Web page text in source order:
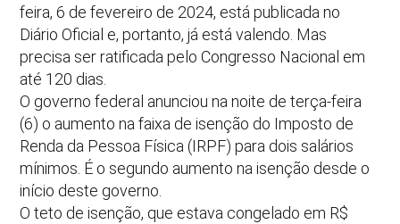
feira, 6 de fevereiro de 2024, está publicada no
Diário Oficial e, portanto, já está valendo. Mas
precisa ser ratificada pelo Congresso Nacional em
até 120 dias.
O governo federal anunciou na noite de terça-feira
(6) o aumento na faixa de isenção do Imposto de
Renda da Pessoa Física (IRPF) para dois salários
mínimos. É o segundo aumento na isenção desde o
início deste governo.
O teto de isenção, que estava congelado em R$